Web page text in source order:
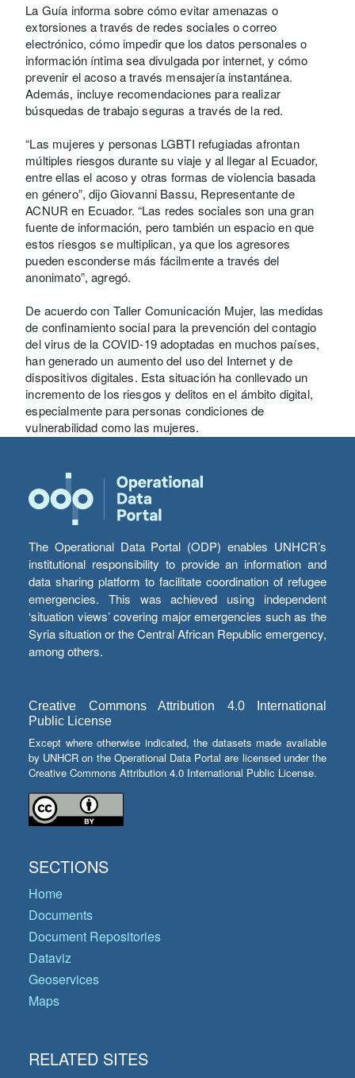
La Guía informa sobre cómo evitar amenazas o
extorsiones a través de redes sociales o correo
electrónico, cómo impedir que los datos personales o
información íntima sea divulgada por internet, y cómo
prevenir el acoso a través mensajería instantánea.
Además, incluye recomendaciones para realizar
búsquedas de trabajo seguras a través de la red.
“Las mujeres y personas LGBTI refugiadas afrontan
múltiples riesgos durante su viaje y al llegar al Ecuador,
entre ellas el acoso y otras formas de violencia basada
en género”, dijo Giovanni Bassu, Representante de
ACNUR en Ecuador. “Las redes sociales son una gran
fuente de información, pero también un espacio en que
estos riesgos se multiplican, ya que los agresores
pueden esconderse más fácilmente a través del
anonimato”, agregó.
De acuerdo con Taller Comunicación Mujer, las medidas
de confinamiento social para la prevención del contagio
del virus de la COVID-19 adoptadas en muchos países,
han generado un aumento del uso del Internet y de
dispositivos digitales. Esta situación ha conllevado un
incremento de los riesgos y delitos en el ámbito digital,
especialmente para personas condiciones de
vulnerabilidad como las mujeres.
The Operational Data Portal (ODP) enables UNHCR’s
institutional responsibility to provide an information and
data sharing platform to facilitate coordination of refugee
emergencies. This was achieved using independent
‘situation views’ covering major emergencies such as the
Syria situation or the Central African Republic emergency,
among others.
Creative Commons Attribution 4.0 International
Public License
Except where otherwise indicated, the datasets made available
by UNHCR on the Operational Data Portal are licensed under the
Creative Commons Attribution 4.0 International Public License.
SECTIONS
Home
Documents
Document Repositories
Dataviz
Geoservices
Maps
RELATED SITES